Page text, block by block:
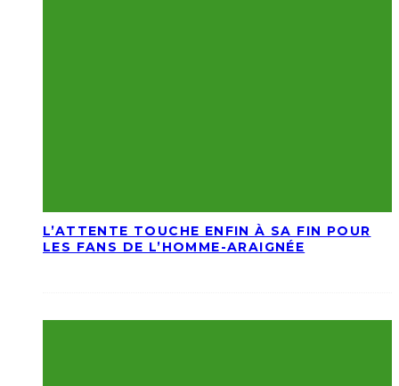
L’ATTENTE TOUCHE ENFIN À SA FIN POUR
LES FANS DE L’HOMME-ARAIGNÉE